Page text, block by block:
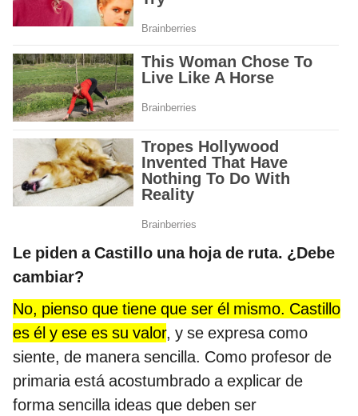
Le piden a Castillo una hoja de ruta. ¿Debe
cambiar?
No, pienso que tiene que ser él mismo. Castillo
es él y ese es su valor, y se expresa como
siente, de manera sencilla. Como profesor de
primaria está acostumbrado a explicar de
forma sencilla ideas que deben ser